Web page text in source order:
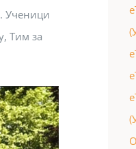
Ученици
Тим за